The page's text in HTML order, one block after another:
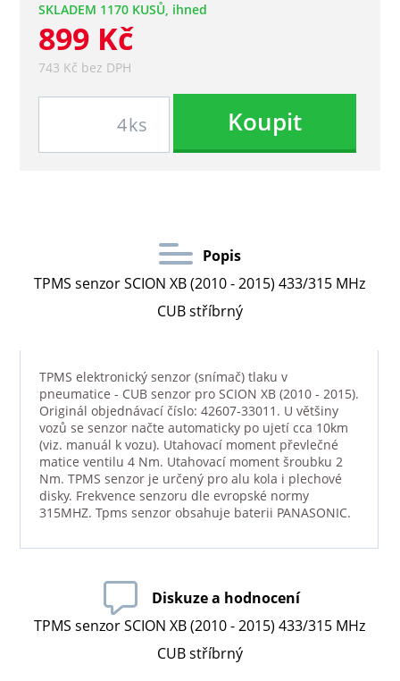
SKLADEM 1170 KUSŮ, ihned
899 Kč
743 Kč bez DPH
ks Koupit
Popis
TPMS senzor SCION XB (2010 - 2015) 433/315 MHz
CUB stříbrný
TPMS elektronický senzor (snímač) tlaku v
pneumatice - CUB senzor pro SCION XB (2010 - 2015).
Originál objednávací číslo: 42607-33011. U většiny
vozů se senzor načte automaticky po ujetí cca 10km
(viz. manuál k vozu). Utahovací moment převlečné
matice ventilu 4 Nm. Utahovací moment šroubku 2
Nm. TPMS senzor je určený pro alu kola i plechové
disky. Frekvence senzoru dle evropské normy
315MHZ. Tpms senzor obsahuje baterii PANASONIC.
Diskuze a hodnocení
TPMS senzor SCION XB (2010 - 2015) 433/315 MHz
CUB stříbrný